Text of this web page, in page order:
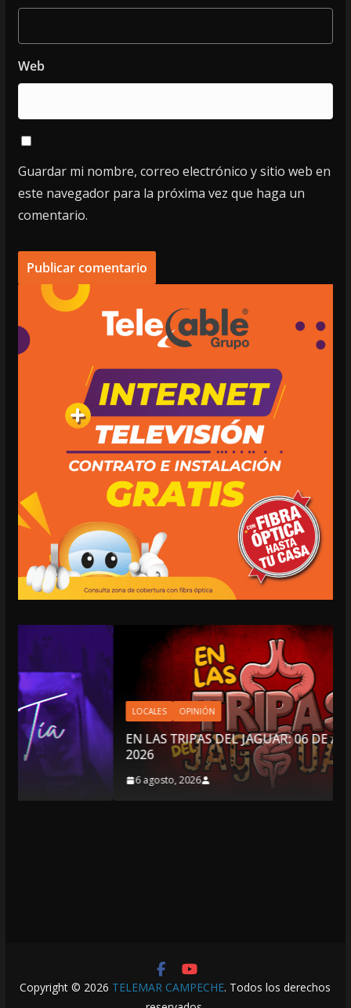
Web
Guardar mi nombre, correo electrónico y sitio web en
este navegador para la próxima vez que haga un
comentario.
LOCALES OPINIÓN
EN LAS TRIPAS DEL JAGUAR: 06 DE AGOSTO DE
2026
6 agosto, 2026
Copyright © 2026 TELEMAR CAMPECHE. Todos los derechos